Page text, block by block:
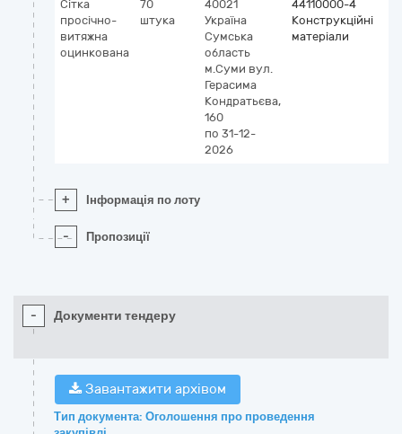
Сітка
просічно-
витяжна
оцинкована
70
штука
40021
Україна
Сумська
область
м.Суми вул.
Герасима
Кондратьєва,
160
по 31-12-
2026
44110000-4
Конструкційні
матеріали
+ Інформація по лоту
- Пропозиції
- Документи тендеру
Завантажити архівом
Тип документа: Оголошення про проведення